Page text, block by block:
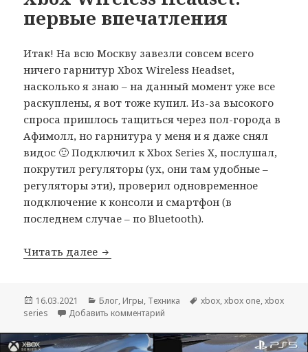
первые впечатления
Итак! На всю Москву завезли совсем всего
ничего гарнитур Xbox Wireless Headset,
насколько я знаю – на данный момент уже все
раскуплены, я вот тоже купил. Из-за высокого
спроса пришлось тащиться через пол-города в
Афимолл, но гарнитура у меня и я даже снял
видос 🙂 Подключил к Xbox Series X, послушал,
покрутил регуляторы (ух, они там удобные –
регуляторы эти), проверил одновременное
подключение к консоли и смартфон (в
последнем случае – по Bluetooth).
Читать далее Xbox Wireless Headset: первые
Опубликовано
16.03.2021 Рубрики
Блог, Игры, Техника Метки
xbox,xbox one,xbox
series
Добавить комментарий